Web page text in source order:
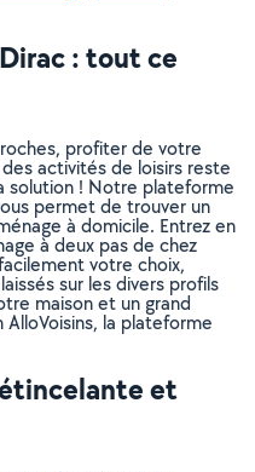
: tout ce
profiter de votre
activités de loisirs reste
solution ! Notre plateforme
permet de trouver un
à domicile. Entrez en
à deux pas de chez
votre choix,
sur les divers profils
maison et un grand
la plateforme
et